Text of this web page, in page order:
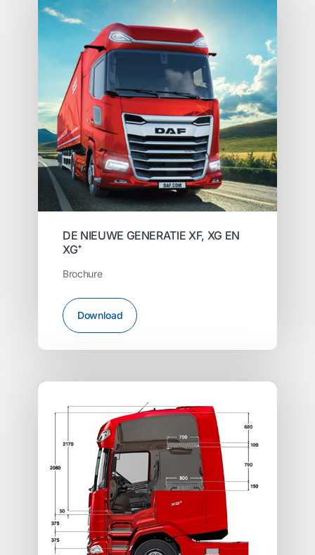
DE NIEUWE GENERATIE XF, XG EN
XG⁺
Brochure
Download